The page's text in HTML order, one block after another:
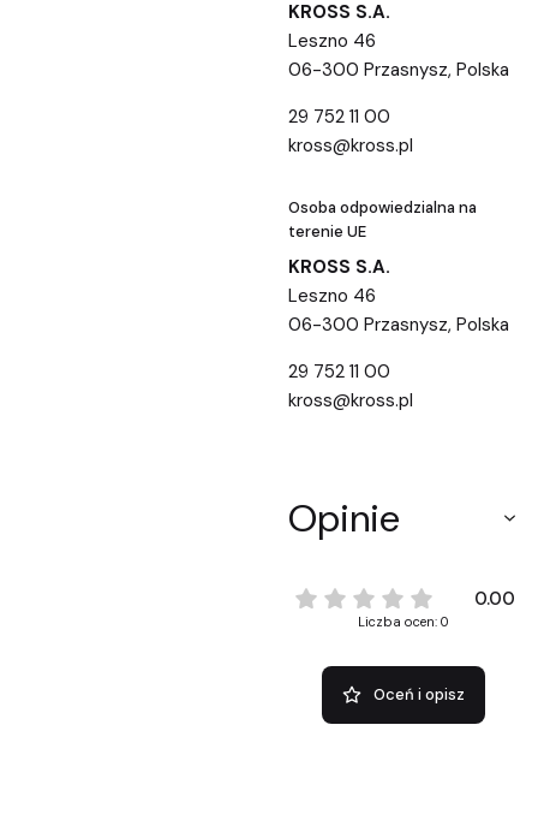
KROSS S.A.
Leszno 46
06-300 Przasnysz, Polska
29 752 11 00
kross@kross.pl
Osoba odpowiedzialna na
terenie UE
KROSS S.A.
Leszno 46
06-300 Przasnysz, Polska
29 752 11 00
kross@kross.pl
Opinie
0.00
Liczba ocen: 0
Oceń i opisz